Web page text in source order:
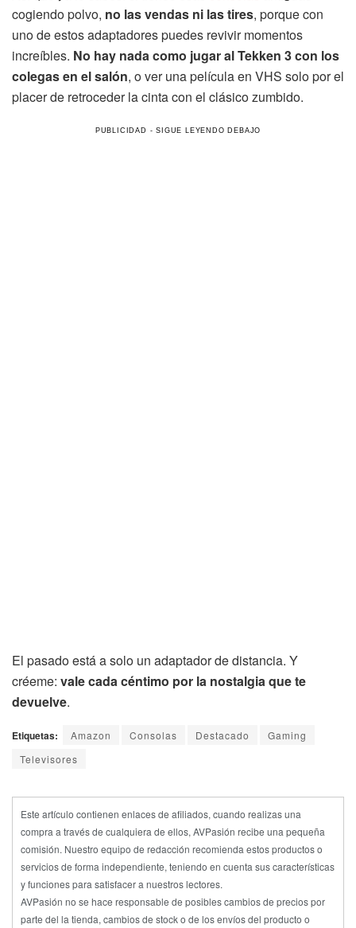
cogiendo polvo, no las vendas ni las tires, porque con
uno de estos adaptadores puedes revivir momentos
increíbles. No hay nada como jugar al Tekken 3 con los
colegas en el salón, o ver una película en VHS solo por el
placer de retroceder la cinta con el clásico zumbido.
El pasado está a solo un adaptador de distancia. Y
créeme: vale cada céntimo por la nostalgia que te
devuelve.
Etiquetas: Amazon Consolas Destacado
Gaming
Televisores
Este artículo contienen enlaces de afiliados, cuando realizas una
compra a través de cualquiera de ellos, AVPasión recibe una pequeña
comisión. Nuestro equipo de redacción recomienda estos productos o
servicios de forma independiente, teniendo en cuenta sus características
y funciones para satisfacer a nuestros lectores.
AVPasión no se hace responsable de posibles cambios de precios por
parte del la tienda, cambios de stock o de los envíos del producto o